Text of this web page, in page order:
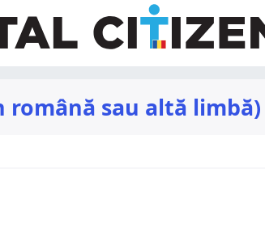
sau altă limbă)